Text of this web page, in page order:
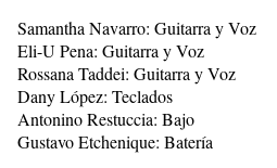
Samantha Navarro: Guitarra y Voz
Eli-U Pena: Guitarra y Voz
Rossana Taddei: Guitarra y Voz
Dany López: Teclados
Antonino Restuccia: Bajo
Gustavo Etchenique: Batería